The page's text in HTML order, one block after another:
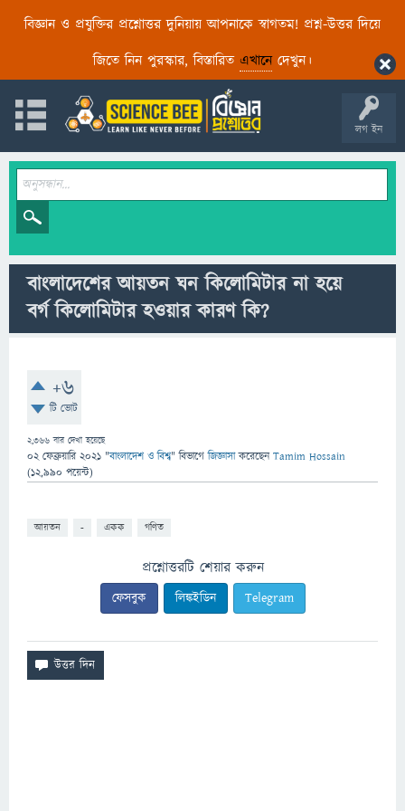
বিজ্ঞান ও প্রযুক্তির প্রশ্নোত্তর দুনিয়ায় আপনাকে স্বাগতম! প্রশ্ন-উত্তর দিয়ে
জিতে নিন পুরস্কার, বিস্তারিত এখানেদেখুন।
লগ ইন
বাংলাদেশের আয়তন ঘন কিলোমিটার না হয়ে
বর্গ কিলোমিটার হওয়ার কারণ কি?
+6
টি ভোট
2,366 বার দেখা হয়েছে
02 ফেব্রুয়ারি 2021 "বাংলাদেশ ও বিশ্ব" বিভাগে জিজ্ঞাসাকরেছেনTamim Hossain
(12,990 পয়েন্ট)
আয়তন - একক গণিত
প্রশ্নোত্তরটি শেয়ার করুন
ফেসবুক লিঙ্কইডিন Telegram